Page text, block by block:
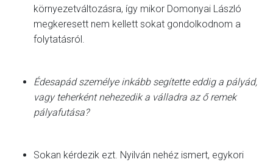
környezetváltozásra, így mikor Domonyai László
megkeresett nem kellett sokat gondolkodnom a
folytatásról.
Édesapád személye inkább segítette eddig a pályád,
vagy teherként nehezedik a válladra az ő remek
pályafutása?
Sokan kérdezik ezt. Nyilván nehéz ismert, egykori